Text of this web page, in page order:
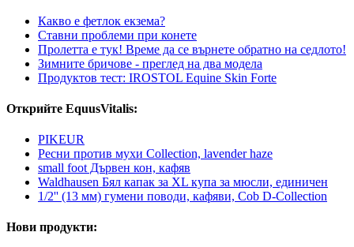
Какво е фетлок екзема?
Ставни проблеми при конете
Пролетта е тук! Време да се върнете обратно на седлото!
Зимните бричове - преглед на два модела
Продуктов тест: IROSTOL Equine Skin Forte
Открийте EquusVitalis:
PIKEUR
Ресни против мухи Collection, lavender haze
small foot Дървен кон, кафяв
Waldhausen Бял капак за XL купа за мюсли, единичен
1/2'' (13 мм) гумени поводи, кафяви, Cob D-Collection
Нови продукти: